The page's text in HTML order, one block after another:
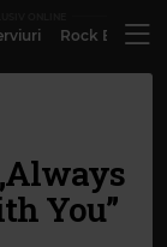
Rock
You”